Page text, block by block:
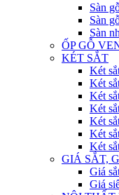
Sàn
Sàn
Sàn
ỐP GỖ
KÉT SẮT
Két
Két
Két
Két
Két
Két
Két
GIÁ SẮT,
Giá
Giá